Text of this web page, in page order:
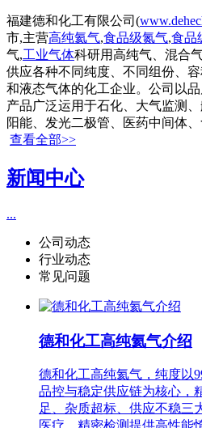
福建德和化工有限公司(
市,主营高纯氦气,食品级氮气,食品
气,工业气体科研用高纯气、混合
供应各种不同纯度、不同组份、
和液态气体的化工企业。公司以
产品广泛运用于石化、大气监测
阳能、发光二极管、医药中间体
查看全部>>
新闻中心
...
公司动态
行业动态
常见问题
德和化工高纯氦气介绍
德和化工高纯氦气，纯度以
品控与稳定供应链为核心，
足、杂质超标、供应不稳三